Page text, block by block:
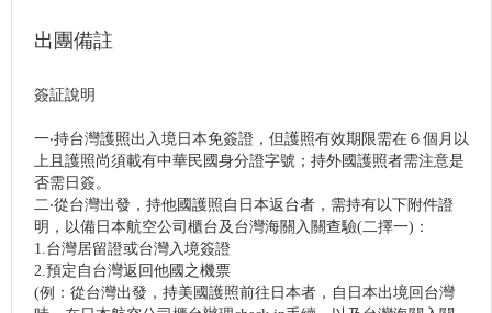
出團備註
簽証說明
一‧持台灣護照出入境日本免簽證，但護照有效期限需在６個月以
上且護照尚須載有中華民國身分證字號；持外國護照者需注意是
否需日簽。
二‧從台灣出發，持他國護照自日本返台者，需持有以下附件證
明，以備日本航空公司櫃台及台灣海關入關查驗(二擇一)：
1.台灣居留證或台灣入境簽證
2.預定自台灣返回他國之機票
(例：從台灣出發，持美國護照前往日本者，自日本出境回台灣